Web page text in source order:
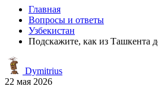
Главная
Вопросы и ответы
Узбекистан
Подскажите, как из Ташкента
Dymitrius
22 мая 2026